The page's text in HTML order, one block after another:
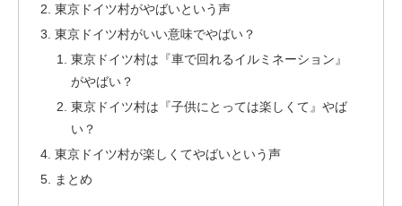
東京ドイツ村がやばいという声
東京ドイツ村がいい意味でやばい？
東京ドイツ村は『車で回れるイルミネーション』
がやばい？
東京ドイツ村は『子供にとっては楽しくて』やば
い？
東京ドイツ村が楽しくてやばいという声
まとめ